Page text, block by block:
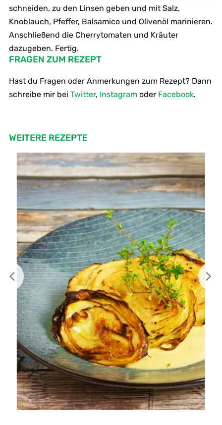
schneiden, zu den Linsen geben und mit Salz,
Knoblauch, Pfeffer, Balsamico und Olivenöl marinieren.
Anschließend die Cherrytomaten und Kräuter
dazugeben. Fertig.
FRAGEN ZUM REZEPT
Hast du Fragen oder Anmerkungen zum Rezept? Dann
schreibe mir bei Twitter, Instagramoder Facebook.
WEITERE REZEPTE